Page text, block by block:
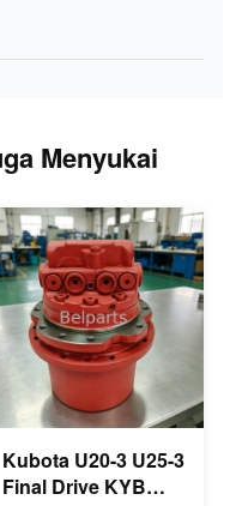
Menyukai
Kubota U20-3 U25-3
Final Drive KYB